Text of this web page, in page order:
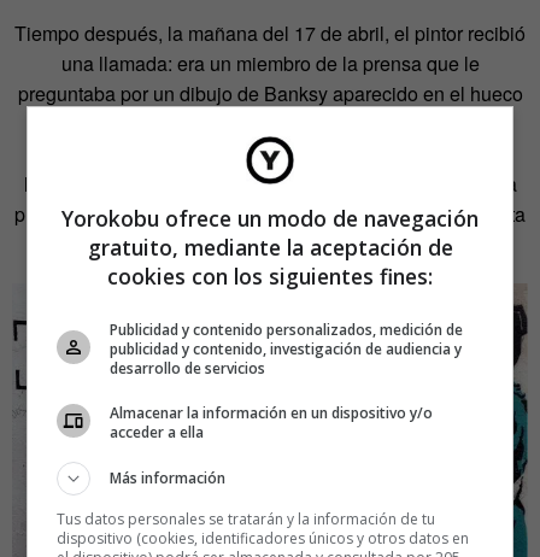
Tiempo después, la mañana del 17 de abril, el pintor recibió
una llamada: era un miembro de la prensa que le
preguntaba por un dibujo de Banksy aparecido en el hueco
total –explica Hermida–. Si aquello era una broma, había
llegado muy lejos». Toda la prensa española y parte de la
prensa extranjera pusieron sus ojos en aquella pared oculta
en un pequeño callejón sin salida del barrio de Canido.
Yorokobu ofrece un modo de navegación
gratuito, mediante la aceptación de
cookies con los siguientes fines:
Publicidad y contenido personalizados, medición de
publicidad y contenido, investigación de audiencia y
desarrollo de servicios
Almacenar la información en un dispositivo y/o
acceder a ella
Más información
Tus datos personales se tratarán y la información de tu
dispositivo (cookies, identificadores únicos y otros datos en